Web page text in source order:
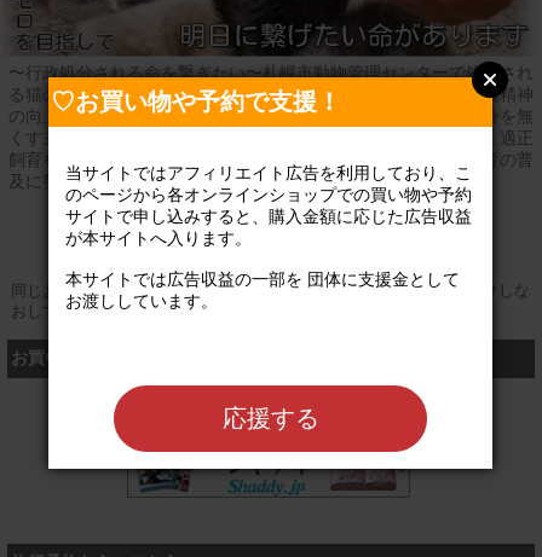
〜行政処分される命を繋ぎたい〜札幌市動物管理センターで処分され
る猫の６割以上の命が離乳前の幼齢の仔猫です。〜真の動物愛護精神
の向上を願って〜・行き場のない猫たちの飼い主を探す＝殺処分を無
くす主に行政収容され、処分対象となる猫のレスキュー活動。・適正
飼育を広める＝行政収容を減らす終生飼育の徹底、猫の適正飼育の普
及に努めた啓発活動。
公式サイト
同じお買い物やお申し込みを複数回行う場合は、そのたびにクリックしな
おしてください
お買い物するなら、こちら
シャディ
♡お買い物や予約で支援！
当サイトではアフィリエイト広告を利用しており、こ
のページから各オンラインショップでの買い物や予約
サイトで申し込みすると、購入金額に応じた広告収益
が本サイトへ入ります。
本サイトでは広告収益の一部を 団体に支援金として
お渡ししています。
応援する